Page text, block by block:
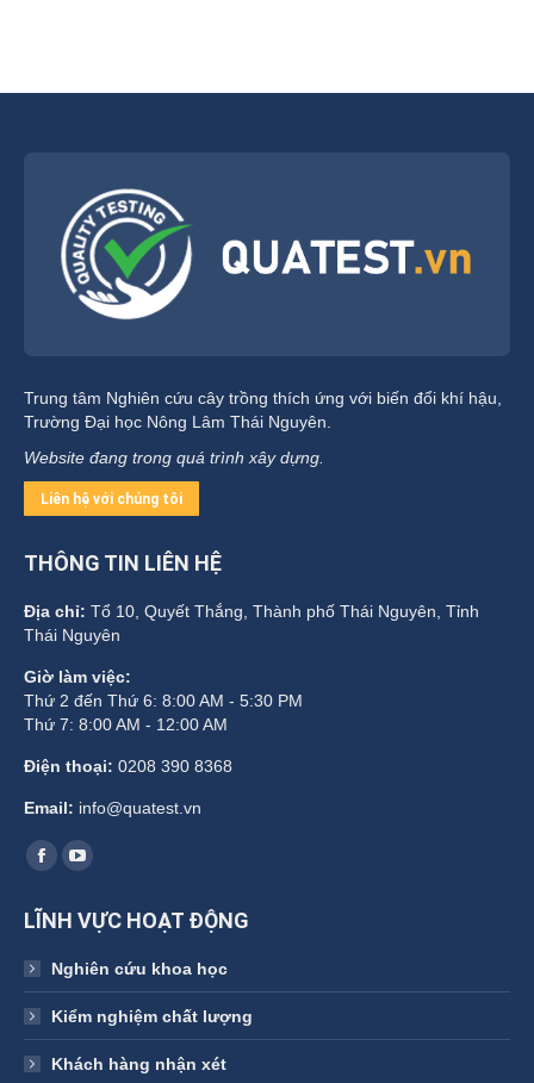
Trung tâm Nghiên cứu cây trồng thích ứng với biến đổi khí hậu,
Trường Đại học Nông Lâm Thái Nguyên.
Website đang trong quá trình xây dựng.
Liên hệ với chúng tôi
THÔNG TIN LIÊN HỆ
Địa chỉ: Tổ 10, Quyết Thắng, Thành phố Thái Nguyên, Tỉnh
Thái Nguyên
Giờ làm việc:
Thứ 2 đến Thứ 6: 8:00 AM - 5:30 PM
Thứ 7: 8:00 AM - 12:00 AM
Điện thoại: 0208 390 8368
Email: info@quatest.vn
Find us on:
Facebook
opens
in
new
window
YouTube
opens
in
new
window
LĨNH VỰC HOẠT ĐỘNG
Nghiên cứu khoa học
Kiểm nghiệm chất lượng
Khách hàng nhận xét